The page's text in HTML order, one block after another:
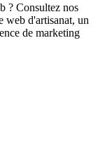
? Consultez nos
web d'artisanat, un
de marketing